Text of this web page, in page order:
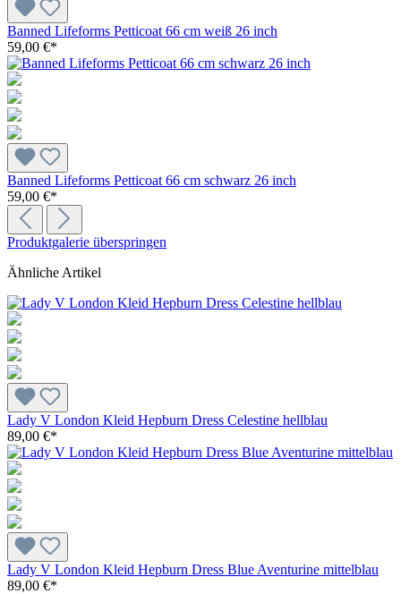
Banned Lifeforms Petticoat 66 cm weiß 26 inch
59,00 €*
Banned Lifeforms Petticoat 66 cm schwarz 26 inch
59,00 €*
Produktgalerie überspringen
Ähnliche Artikel
Lady V London Kleid Hepburn Dress Celestine hellblau
89,00 €*
Lady V London Kleid Hepburn Dress Blue Aventurine mittelblau
89,00 €*